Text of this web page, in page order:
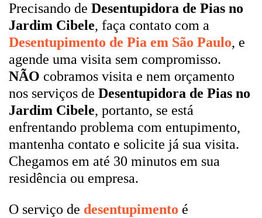
Precisando de Desentupidora de Pias no
Jardim Cibele, faça contato com a
Desentupimento de Pia em São Paulo, e
agende uma visita sem compromisso.
NÃO cobramos visita e nem orçamento
nos serviços de Desentupidora de Pias no
Jardim Cibele, portanto, se está
enfrentando problema com entupimento,
mantenha contato e solicite já sua visita.
Chegamos em até 30 minutos em sua
residência ou empresa.
O serviço de desentupimento é